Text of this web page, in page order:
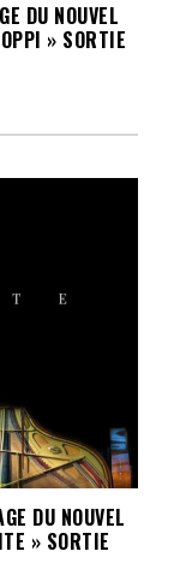
DU NOUVEL
» SORTIE
DU NOUVEL
» SORTIE